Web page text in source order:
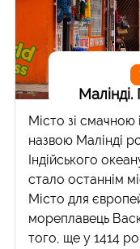
Місто зі смачною
назвою Малінді
Індійського
стало останнім
Місто для
мореплавець
того, ще у 1414